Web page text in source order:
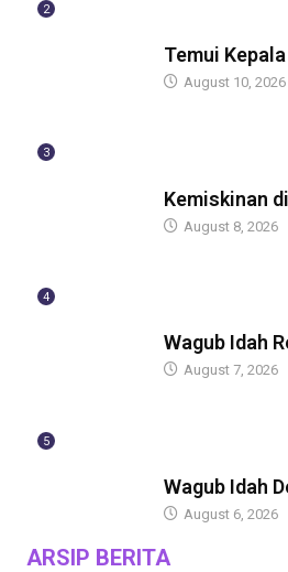
2
Temui
August 10, 2026
3
Kemiskinan
August 8, 2026
4
Wagub Idah
August 7, 2026
5
Wagub Idah
August 6, 2026
ARSIP BERITA